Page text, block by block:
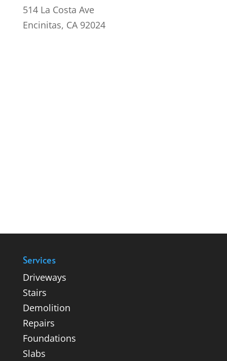
514 La Costa Ave
Encinitas, CA 92024
Services
Driveways
Stairs
Demolition
Repairs
Foundations
Slabs